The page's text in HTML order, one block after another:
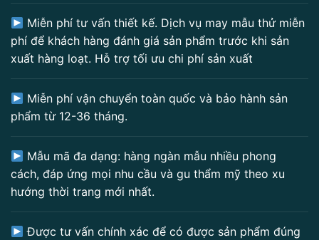
Miễn phí tư vấn thiết kế. Dịch vụ may mẫu thử miễn
phí để khách hàng đánh giá sản phẩm trước khi sản
xuất hàng loạt. Hỗ trợ tối ưu chi phí sản xuất
Miễn phí vận chuyển toàn quốc và bảo hành sản
phẩm từ 12-36 tháng.
Mẫu mã đa dạng: hàng ngàn mẫu nhiều phong
cách, đáp ứng mọi nhu cầu và gu thẩm mỹ theo xu
hướng thời trang mới nhất.
Được tư vấn chính xác để có được sản phẩm đúng